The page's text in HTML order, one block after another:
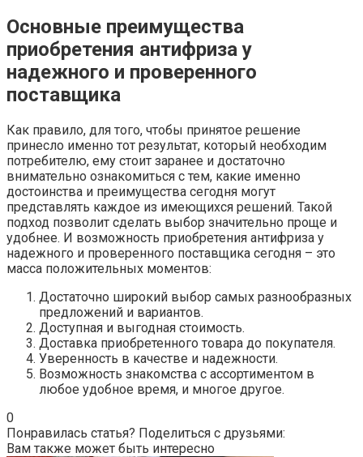
Основные преимущества
приобретения антифриза у
надежного и проверенного
поставщика
Как правило, для того, чтобы принятое решение
принесло именно тот результат, который необходим
потребителю, ему стоит заранее и достаточно
внимательно ознакомиться с тем, какие именно
достоинства и преимущества сегодня могут
представлять каждое из имеющихся решений. Такой
подход позволит сделать выбор значительно проще и
удобнее. И возможность приобретения антифриза у
надежного и проверенного поставщика сегодня – это
масса положительных моментов:
Достаточно широкий выбор самых разнообразных
предложений и вариантов.
Доступная и выгодная стоимость.
Доставка приобретенного товара до покупателя.
Уверенность в качестве и надежности.
Возможность знакомства с ассортиментом в
любое удобное время, и многое другое.
0
Понравилась статья? Поделиться с друзьями:
Вам также может быть интересно